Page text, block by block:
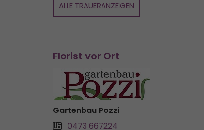
ALLE TRAUERANZEIGEN
Florist vor Ort
Gartenbau Pozzi
0473 667224